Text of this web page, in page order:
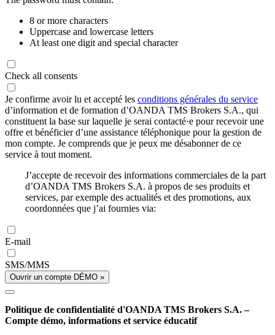
8 or more characters
Uppercase and lowercase letters
At least one digit and special character
Check all consents
Je confirme avoir lu et accepté les conditions générales du service
d’information et de formation d’OANDA TMS Brokers S.A., qui
constituent la base sur laquelle je serai contacté·e pour recevoir une
offre et bénéficier d’une assistance téléphonique pour la gestion de
mon compte. Je comprends que je peux me désabonner de ce
service à tout moment.
J’accepte de recevoir des informations commerciales de la part
d’OANDA TMS Brokers S.A. à propos de ses produits et
services, par exemple des actualités et des promotions, aux
coordonnées que j’ai fournies via:
E-mail
SMS/MMS
Ouvrir un compte DÉMO »
Politique de confidentialité d'OANDA TMS Brokers S.A. –
Compte démo, informations et service éducatif